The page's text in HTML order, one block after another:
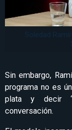
Soledad
Sin embargo,
programa no es
plata y decir
conversación.